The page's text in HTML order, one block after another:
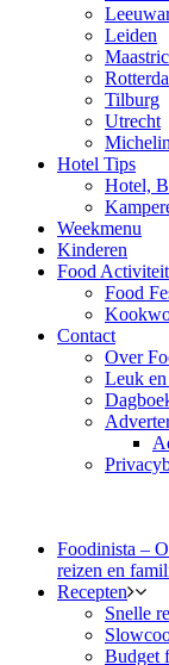
Leiden
Tilburg
Utrecht
Hotel Tips
Hotel,
Weekmenu
Kinderen
Food
Food
Contact
Over
Leuk
Foodinista –
reizen en
Recepten
Snelle
Budget